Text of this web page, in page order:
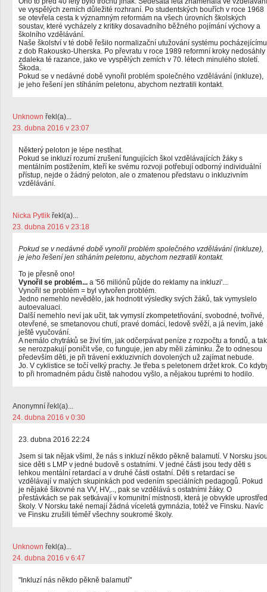
ve vyspělých zemích důležité rozhraní. Po studentských bouřích v roce 1968
se otevřela cesta k významným reformám na všech úrovních školských
soustav, které vycházely z kritiky dosavadního běžného pojímání výchovy a
školního vzdělávání.
Naše školství v té době řešilo normalizační utužování systému pocházejícímu
z dob Rakousko-Uherska. Po převratu v roce 1989 reformní kroky nedosáhly
zdaleka té razance, jako ve vyspělých zemích v 70. létech minulého století.
Škoda.
Pokud se v nedávné době vynořil problém společného vzdělávání (inkluze),
je jeho řešení jen stíháním peletonu, abychom neztratili kontakt.
Unknown řekl(a)...
23. dubna 2016 v 23:07
Některý peloton je lépe nestíhat.
Pokud se inkluzí rozumí zrušení fungujících škol vzdělávajících žáky s
mentálním postižením, kteří ke svému rozvoji potřebují odborný individuální
přístup, nejde o žádný peloton, ale o zmatenou představu o inkluzivním
vzdělávání.
Nicka Pytlik řekl(a)...
23. dubna 2016 v 23:18
Pokud se v nedávné době vynořil problém společného vzdělávání (inkluze),
je jeho řešení jen stíháním peletonu, abychom neztratili kontakt.
To je přesně ono!
Vynořil se problém... a '56 miliónů půjde do reklamy na inkluzi'...
Vynořil se problém = byl vytvořen problém.
Jedno nemehlo nevědělo, jak hodnotit výsledky svých žáků, tak vymyslelo
autoevaluaci.
Další nemehlo neví jak učit, tak vymyslí zkompetetňování, svobodné, tvořivé,
otevřené, se smetanovou chutí, pravé domácí, ledově svěží, a já nevím, jaké
ještě vyučování.
A nemálo chytráků se živí tím, jak odčerpávat peníze z rozpočtu a fondů, a tak
se nerozpakují poničit vše, co funguje, jen aby měli záminku. Že to odnesou
především děti, je při trávení exkluzivních dovolených už zajímat nebude.
Jo. V cyklistice se točí velký prachy. Je třeba s peletonem držet krok. Co
to při hromadném pádu čistě nahodou vyšlo, a nějakou tuprémi to hodilo.
Anonymní řekl(a)...
24. dubna 2016 v 0:30
23. dubna 2016 22:24
Jsem si tak nějak všiml, že nás s inkluzí někdo pěkně balamutí. V Norsku
sice děti s LMP v jedné budově s ostatními. V jedné části jsou tedy děti s
lehkou mentální retardací a v druhé části ostatní. Děti s retardací se
vzdělávají v malých skupinkách pod vedením speciálních pedagogů. Pokud
je nějaké šikovné na VV, HV,.., pak se vzdělává s ostatními žáky. O
přestávkách se pak setkávají v komunitní místnosti, která je obvykle uprostřed
školy. V Norsku také nemají žádná víceletá gymnázia, totéž ve Finsku. Navíc
ve Finsku zrušili téměř všechny soukromé školy.
Unknown řekl(a)...
24. dubna 2016 v 6:47
"Inkluzí nás někdo pěkně balamutí"